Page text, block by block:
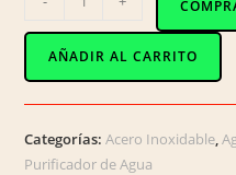
Mini-
Purificador
(con
Filtro)
AÑADIR AL CARRITO
Categorías:Acero Inoxidable,
Purificador de Agua